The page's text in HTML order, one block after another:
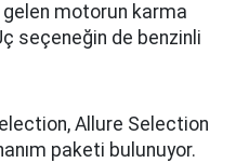
motorun karma
seçeneğin de benzinli
Allure Selection
paketi bulunuyor.